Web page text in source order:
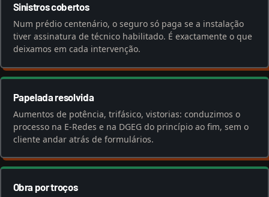
Sinistros cobertos
Num prédio centenário, o seguro só paga se a instalação
tiver assinatura de técnico habilitado. É exactamente o que
deixamos em cada intervenção.
Papelada resolvida
Aumentos de potência, trifásico, vistorias: conduzimos o
processo na E-Redes e na DGEG do princípio ao fim, sem o
cliente andar atrás de formulários.
Obra por troços